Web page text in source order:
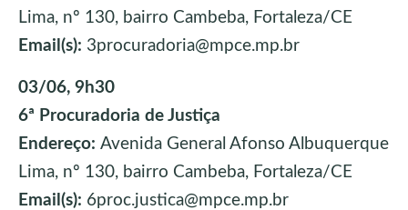
Lima, nº 130, bairro Cambeba, Fortaleza/CE
Email(s): 3procuradoria@mpce.mp.br
03/06, 9h30
6ª Procuradoria de Justiça
Endereço: Avenida General Afonso Albuquerque
Lima, nº 130, bairro Cambeba, Fortaleza/CE
Email(s): 6proc.justica@mpce.mp.br